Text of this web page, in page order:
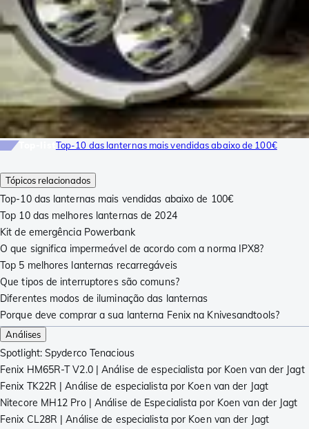
Tópicos relacionados
Top-10 das lanternas mais vendidas abaixo de 100€
Top 10 das melhores lanternas de 2024
Kit de emergência Powerbank
O que significa impermeável de acordo com a norma IPX8?
Top 5 melhores lanternas recarregáveis
Que tipos de interruptores são comuns?
Diferentes modos de iluminação das lanternas
Porque deve comprar a sua lanterna Fenix na Knivesandtools?
Análises
Spotlight: Spyderco Tenacious
Fenix ​​​​​​HM65R-T V2.0 | Análise de especialista por Koen van der Jagt
Fenix ​​​​​​TK22R | Análise de especialista por Koen van der Jagt
Nitecore MH12 Pro | Análise de Especialista por Koen van der Jagt
Fenix CL28R | Análise de especialista por Koen van der Jagt
Top-10 das lanternas mais vendidas abaixo de 100€